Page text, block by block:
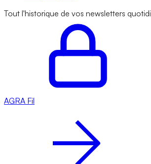
Tout l'historique de vos newsletters
AGRA Fil